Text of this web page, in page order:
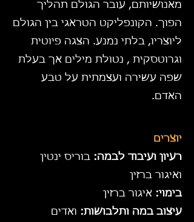
מאנושיותם, עובר הגולם תהליך
הפוך. הקונפליקט הטראגי בין הגולם
ליוצריו, בלתי נמנע. הצגה פיוטית
וגרוטסקית , נטולת מילים אך בעלת
שפה עשירה ועצמתית על טבע
האדם.
יוצרים
רעיון ועיבוד לבמה: בוריס ינטין
ואיגור ברזין
בימוי: איגור ברזין
עיצוב במה ותלבושות: ואדים